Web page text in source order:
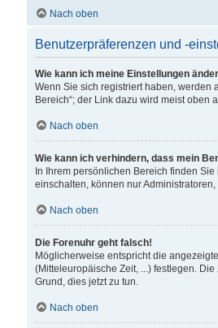
Nach oben
Benutzerpräferenzen und -
Wie kann ich meine Einstellungen
Wenn Sie sich registriert haben, werden
Bereich“; der Link dazu wird meist
Nach oben
Wie kann ich verhindern, dass mein
In Ihrem persönlichen Bereich finden
einschalten, können nur
Nach oben
Die Forenuhr geht falsch!
Möglicherweise entspricht die
(Mitteleuropäische Zeit, ...) festlegen.
Grund, dies jetzt zu tun.
Nach oben